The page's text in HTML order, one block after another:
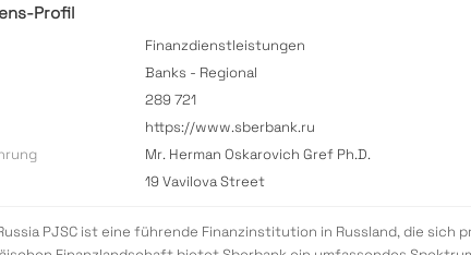
Profil
Finanzdienstleistungen
Banks - Regional
289 721
https://www.sberbank.ru
Mr. Herman Oskarovich Gref Ph.D.
19 Vavilova Street
PJSC ist eine führende Finanzinstitution in Russland, die